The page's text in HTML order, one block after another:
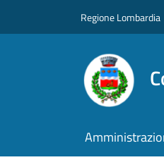
Regione Lombardia